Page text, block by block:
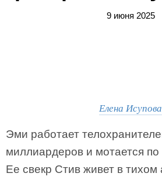
9 июня 2025
Елена Исупова
Эми работает
миллиардеров и мотается
Ее свекр Стив живет в тихом